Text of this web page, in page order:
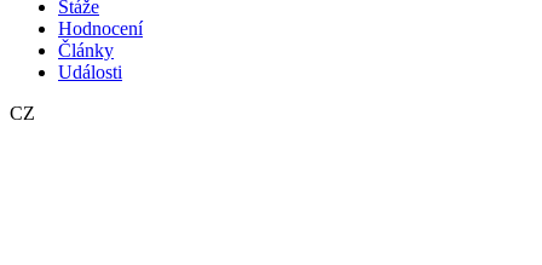
Stáže
Hodnocení
Články
Události
CZ